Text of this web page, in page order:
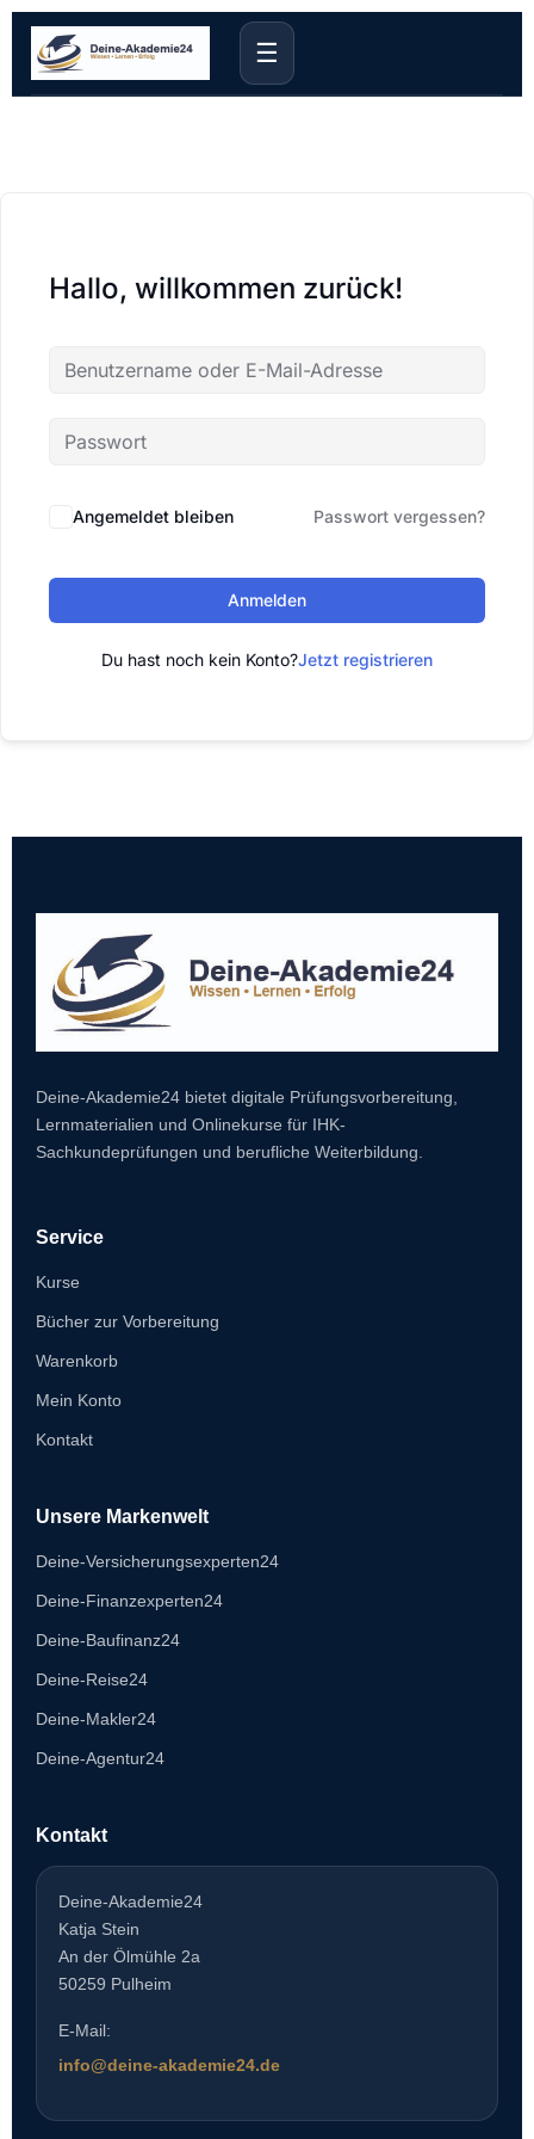
☰
Hallo, willkommen zurück!
Angemeldet bleiben Passwort vergessen?
Anmelden
Du hast noch kein Konto?Jetzt registrieren
Deine-Akademie24 bietet digitale Prüfungsvorbereitung,
Lernmaterialien und Onlinekurse für IHK-
Sachkundeprüfungen und berufliche Weiterbildung.
Service
Kurse
Bücher zur Vorbereitung
Warenkorb
Mein Konto
Kontakt
Unsere Markenwelt
Deine-Versicherungsexperten24
Deine-Finanzexperten24
Deine-Baufinanz24
Deine-Reise24
Deine-Makler24
Deine-Agentur24
Kontakt
Deine-Akademie24
Katja Stein
An der Ölmühle 2a
50259 Pulheim
E-Mail:
info@deine-akademie24.de